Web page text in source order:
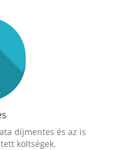
díjmentes és az is
költségek.